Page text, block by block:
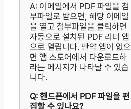
A: 이메일에서 PDF 파일을 첨
부파일로 받으면, 해당 이메일
을 열고 첨부파일을 클릭하면
자동으로 설치된 PDF 리더 앱
으로 열립니다. 만약 앱이 없으
면 앱 스토어에서 다운로드하
라는 메시지가 나타날 수 있습
니다.
Q: 핸드폰에서 PDF 파일을 편
집할 수 있나요?